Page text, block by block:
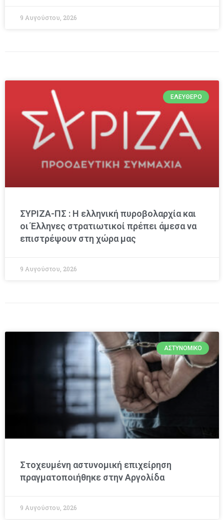
9 Αυγούστου, 2026
ΕΛΕΎΘΕΡΟ
ΣΥΡΙΖΑ-ΠΣ : Η ελληνική πυροβολαρχία και
οι Έλληνες στρατιωτικοί πρέπει άμεσα να
επιστρέψουν στη χώρα μας
9 Αυγούστου, 2026
ΑΣΤΥΝΟΜΙΚΌ
Στοχευμένη αστυνομική επιχείρηση
πραγματοποιήθηκε στην Αργολίδα
9 Αυγούστου, 2026